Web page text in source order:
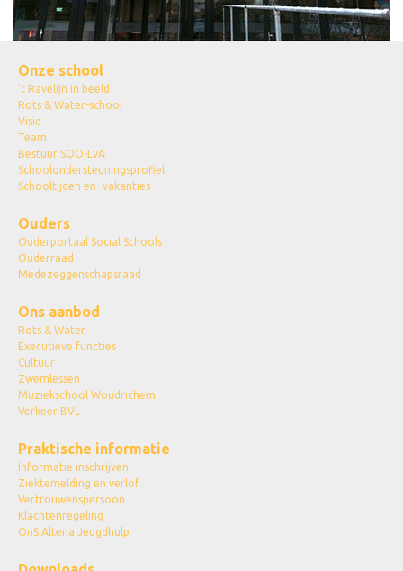
Onze school
't Ravelijn in beeld
Rots & Water-school
Visie
Team
Bestuur SOO-LvA
Schoolondersteuningsprofiel
Schooltijden en -vakanties
Ouders
Ouderportaal Social Schools
Ouderraad
Medezeggenschapsraad
Ons aanbod
Rots & Water
Executieve functies
Cultuur
Zwemlessen
Muziekschool Woudrichem
Verkeer BVL
Praktische informatie
Informatie inschrijven
Ziektemelding en verlof
Vertrouwenspersoon
Klachtenregeling
OnS Altena Jeugdhulp